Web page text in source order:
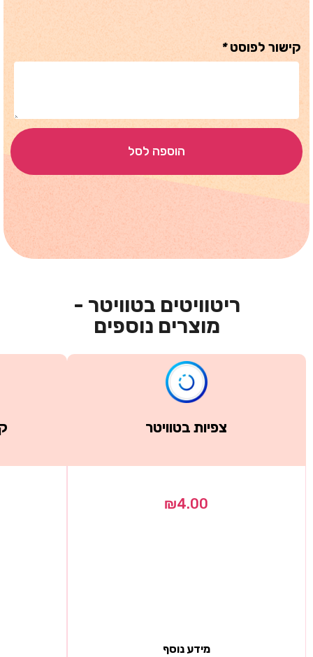
קישור לפוסט*
הוספה לסל
ריטוויטים בטוויטר -
מוצרים נוספים
צפיות בטוויטר
₪4.00
מידע נוסף